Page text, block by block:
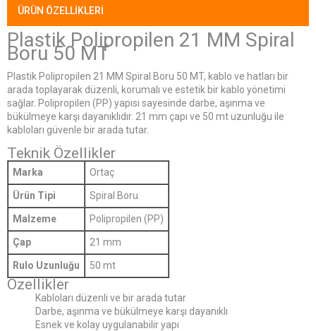
ÜRÜN ÖZELLIKLERI
Plastik Polipropilen 21 MM Spiral
Boru 50 MT
Plastik Polipropilen 21 MM Spiral Boru 50 MT, kablo ve hatları bir
arada toplayarak düzenli, korumalı ve estetik bir kablo yönetimi
sağlar. Polipropilen (PP) yapısı sayesinde darbe, aşınma ve
bükülmeye karşı dayanıklıdır. 21 mm çapı ve 50 mt uzunluğu ile
kabloları güvenle bir arada tutar.
Teknik Özellikler
Marka Ortaç
Ürün Tipi Spiral Boru
Malzeme Polipropilen (PP)
Çap 21 mm
Rulo Uzunluğu 50 mt
Özellikler
Kabloları düzenli ve bir arada tutar
Darbe, aşınma ve bükülmeye karşı dayanıklı
Esnek ve kolay uygulanabilir yapı